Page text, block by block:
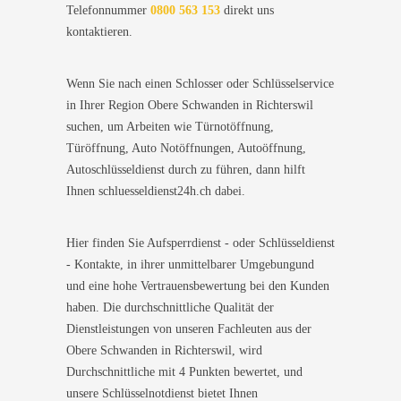
Telefonnummer 0800 563 153 direkt uns
kontaktieren.
Wenn Sie nach einen Schlosser oder Schlüsselservice
in Ihrer Region Obere Schwanden in Richterswil
suchen, um Arbeiten wie Türnotöffnung,
Türöffnung, Auto Notöffnungen, Autoöffnung,
Autoschlüsseldienst durch zu führen, dann hilft
Ihnen schluesseldienst24h.ch dabei.
Hier finden Sie Aufsperrdienst - oder Schlüsseldienst
- Kontakte, in ihrer unmittelbarer Umgebungund
und eine hohe Vertrauensbewertung bei den Kunden
haben. Die durchschnittliche Qualität der
Dienstleistungen von unseren Fachleuten aus der
Obere Schwanden in Richterswil, wird
Durchschnittliche mit 4 Punkten bewertet, und
unsere Schlüsselnotdienst bietet Ihnen